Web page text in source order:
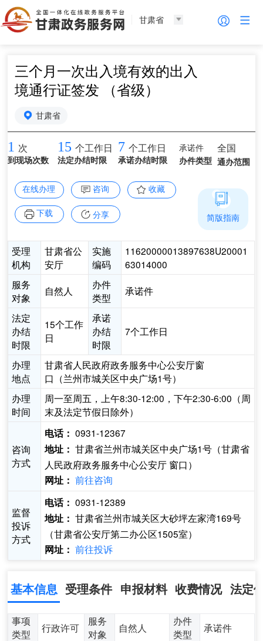
甘肃省
三个月一次出入境有效的出入
境通行证签发 （省级）
甘肃省
1 次
到现场次数
15 个工作日
法定办结时限
7 个工作日
承诺办结时限
承诺件
办件类型
全国
通办范围
在线办理 咨询 收藏
下载 分享
受理
机构
甘肃省公
安厅
实施
编码
11620000013897638U20001
63014000
服务
对象
自然人
办件
类型
承诺件
法定
办结
时限
15个工作
日
承诺
办结
时限
7个工作日
办理
地点
甘肃省人民政府政务服务中心公安厅窗
口（兰州市城关区中央广场1号）
办理
时间
周一至周五，上午8:30-12:00，下午2:30-6:00（周
末及法定节假日除外）
咨询
方式
电话： 0931-12367
地址： 甘肃省兰州市城关区中央广场1号（甘肃省
人民政府政务服务中心公安厅 窗口）
网址： 前往咨询
监督
投诉
方式
电话： 0931-12389
地址： 甘肃省兰州市城关区大砂坪左家湾169号
（甘肃省公安厅第二办公区1505室）
网址： 前往投诉
简版指南
基本信息 受理条件 申报材料 收费情况 法定
事项
类型
行政许可
服务
对象
自然人
办件
类型
承诺件